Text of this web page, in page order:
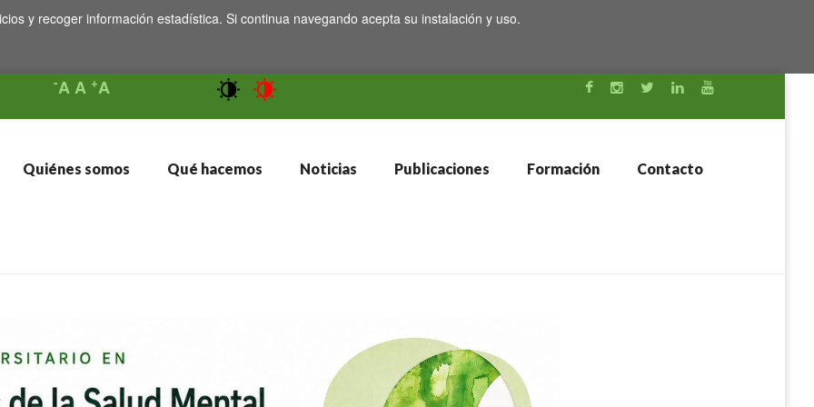
y recoger información estadística. Si continua navegando acepta su instalación y uso.
-AA +A
Quiénes somos Qué hacemos Noticias Publicaciones Formación Contacto